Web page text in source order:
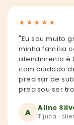
★ ★ ★ ★ ★
"Eu sou muito
minha família
atendimento é
com cuidado
precisar de
precisou ser
A Aline
Tijuca ·